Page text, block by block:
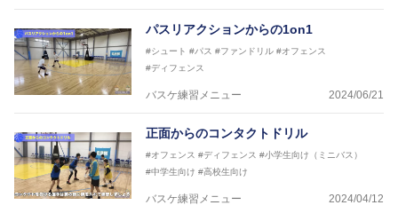
パスリアクションからの1on1
#シュート #パス #ファンドリル #オフェンス
#ディフェンス
バスケ練習メニュー 2024/06/21
正面からのコンタクトドリル
#オフェンス #ディフェンス #小学生向け（ミニバス）
#中学生向け #高校生向け
バスケ練習メニュー 2024/04/12